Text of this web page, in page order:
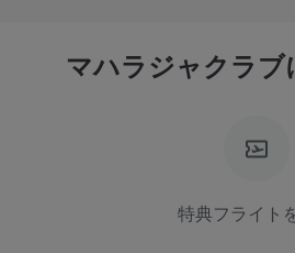
マハラジャクラブ
特典フライト